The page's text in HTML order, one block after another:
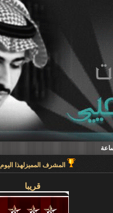
المشرف المميزلهذا اليوم
قريبا